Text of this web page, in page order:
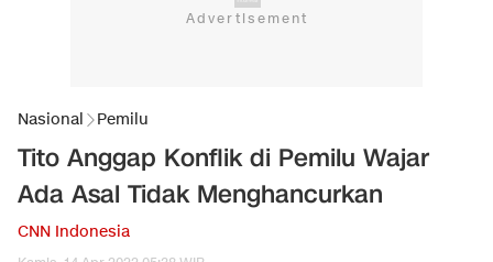
Nasional Pemilu
Tito Anggap Konflik di Pemilu Wajar
Ada Asal Tidak Menghancurkan
CNN Indonesia